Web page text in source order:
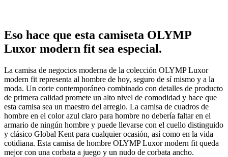
Eso hace que esta camiseta OLYMP
Luxor modern fit sea especial.
La camisa de negocios moderna de la colección OLYMP Luxor
modern fit representa al hombre de hoy, seguro de sí mismo y a la
moda. Un corte contemporáneo combinado con detalles de producto
de primera calidad promete un alto nivel de comodidad y hace que
esta camisa sea un maestro del arreglo. La camisa de cuadros de
hombre en el color azul claro para hombre no debería faltar en el
armario de ningún hombre y puede llevarse con el cuello distinguido
y clásico Global Kent para cualquier ocasión, así como en la vida
cotidiana. Esta camisa de hombre OLYMP Luxor modern fit queda
mejor con una corbata a juego y un nudo de corbata ancho.